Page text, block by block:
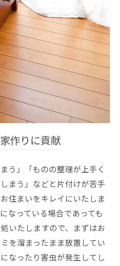
作りに貢献
う」「ものの整理が上手く
まう」などと片付けが苦手
住まいをキレイにいたしま
なっている場合であっても
いたしますので、まずはお
を溜まったまま放置してい
なったり害虫が発生してし